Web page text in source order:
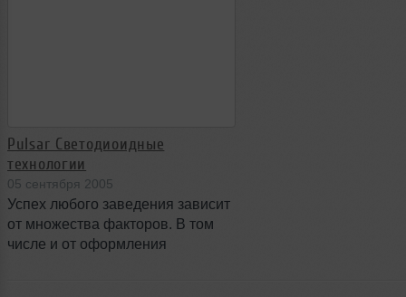
Pulsar Светодиоидные
технологии
05 сентября 2005
Успех любого заведения зависит
от множества факторов. В том
числе и от оформления